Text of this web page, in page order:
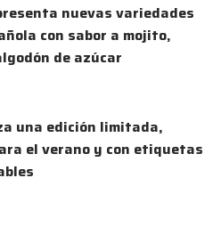
nuevas variedades
con sabor a mojito,
de azúcar
una edición limitada,
el verano y con etiquetas